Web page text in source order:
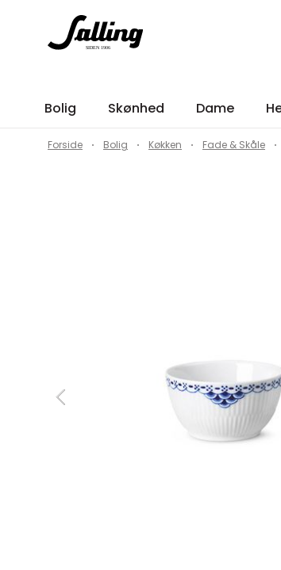
Bolig Skønhed Dame
Forside Bolig Køkken Fade & Skåle